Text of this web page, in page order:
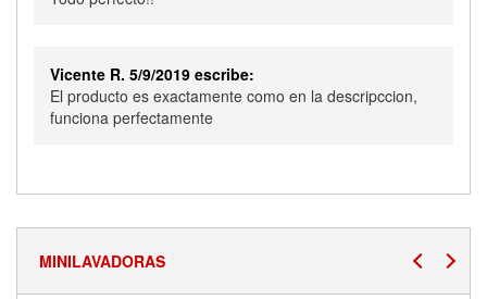
Vicente R. 5/9/2019 escribe:
El producto es exactamente como en la descripccion,
funciona perfectamente
MINILAVADORAS